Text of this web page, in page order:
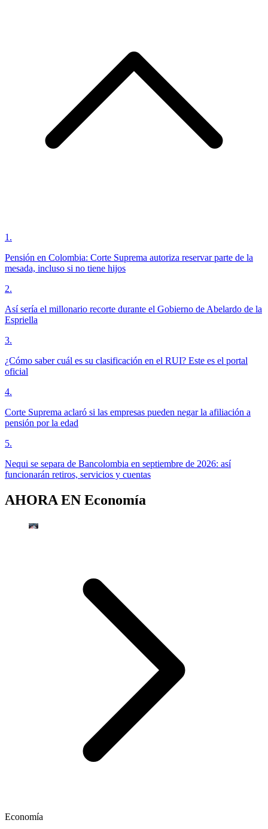
1 .
Pensión en Colombia: Corte Suprema autoriza reservar parte de la
mesada, incluso si no tiene hijos
2.
Así sería el millonario recorte durante el Gobierno de Abelardo de la
Espriella
3.
¿Cómo saber cuál es su clasificación en el RUI? Este es el portal
oficial
4.
Corte Suprema aclaró si las empresas pueden negar la afiliación a
pensión por la edad
5.
Nequi se separa de Bancolombia en septiembre de 2026: así
funcionarán retiros, servicios y cuentas
AHORA EN Economía
Economía